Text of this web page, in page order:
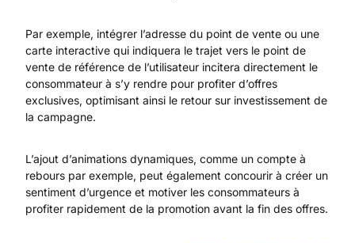
Par exemple, intégrer l’adresse du point de vente ou une
carte interactive qui indiquera le trajet vers le point de
vente de référence de l’utilisateur incitera directement le
consommateur à s’y rendre pour profiter d’offres
exclusives, optimisant ainsi le retour sur investissement de
la campagne.
L’ajout d’animations dynamiques, comme un compte à
rebours par exemple, peut également concourir à créer un
sentiment d’urgence et motiver les consommateurs à
profiter rapidement de la promotion avant la fin des offres.